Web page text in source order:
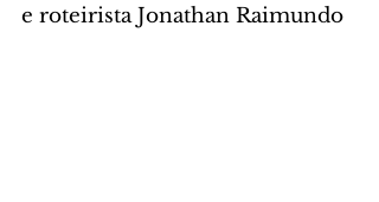
e roteirista Jonathan Raimundo